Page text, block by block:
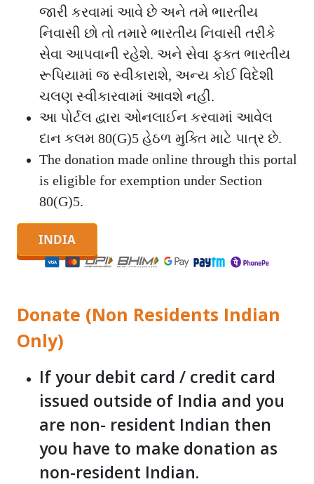
જારી કરવામાં આવે છે અને તમે ભારતીય
નિવાસી છો તો તમારે ભારતીય નિવાસી તરીકે
સેવા આપવાની રહેશે. અને સેવા ફક્ત ભારતીય
રૂપિયામાં જ સ્વીકારાશે, અન્ય કોઈ વિદેશી
ચલણ સ્વીકારવામાં આવશે નહીં.
આ પોર્ટલ દ્વારા ઓનલાઈન કરવામાં આવેલ
દાન કલમ 80(G)5 હેઠળ મુક્તિ માટે પાત્ર છે.
The donation made online through this portal
is eligible for exemption under Section
80(G)5.
Donate (Non Residents Indian
Only)
If your debit card / credit card
issued outside of India and you
are non- resident Indian then
you have to make donation as
non-resident Indian.